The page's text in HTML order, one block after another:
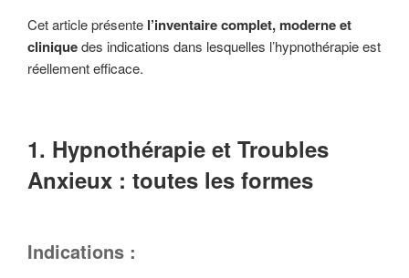
Cet article présente l’inventaire complet, moderne et
cliniquedes indications dans lesquelles l’hypnothérapie est
réellement efficace.
1. Hypnothérapie et Troubles
Anxieux : toutes les formes
Indications :